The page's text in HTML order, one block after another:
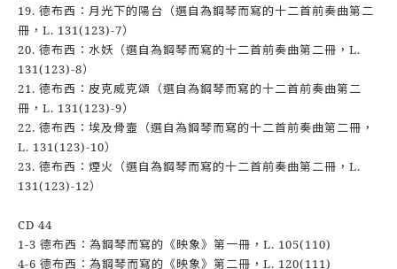
19. 德布西：月光下的陽台（選自為鋼琴而寫的十二首前奏曲第二
冊，L. 131(123)-7）
20. 德布西：水妖（選自為鋼琴而寫的十二首前奏曲第二冊，L.
131(123)-8）
21. 德布西：皮克威克頌（選自為鋼琴而寫的十二首前奏曲第二
冊，L. 131(123)-9）
22. 德布西：埃及骨壼（選自為鋼琴而寫的十二首前奏曲第二冊，
L. 131(123)-10）
23. 德布西：煙火（選自為鋼琴而寫的十二首前奏曲第二冊，L.
131(123)-12）
CD 44
1-3 德布西：為鋼琴而寫的《映象》第一冊，L. 105(110)
4-6 德布西：為鋼琴而寫的《映象》第二冊，L. 120(111)